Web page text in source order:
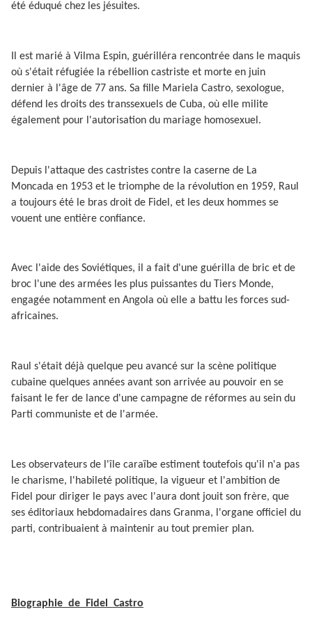
été éduqué chez les jésuites.
Il est marié à Vilma Espin, guérilléra rencontrée dans le maquis
où s'était réfugiée la rébellion castriste et morte en juin
dernier à l'âge de 77 ans. Sa fille Mariela Castro, sexologue,
défend les droits des transsexuels de Cuba, où elle milite
également pour l'autorisation du mariage homosexuel.
Depuis l'attaque des castristes contre la caserne de La
Moncada en 1953 et le triomphe de la révolution en 1959, Raul
a toujours été le bras droit de Fidel, et les deux hommes se
vouent une entière confiance.
Avec l'aide des Soviétiques, il a fait d'une guérilla de bric et de
broc l'une des armées les plus puissantes du Tiers Monde,
engagée notamment en Angola où elle a battu les forces sud-
africaines.
Raul s'était déjà quelque peu avancé sur la scène politique
cubaine quelques années avant son arrivée au pouvoir en se
faisant le fer de lance d'une campagne de réformes au sein du
Parti communiste et de l'armée.
Les observateurs de l'île caraïbe estiment toutefois qu'il n'a pas
le charisme, l'habileté politique, la vigueur et l'ambition de
Fidel pour diriger le pays avec l'aura dont jouit son frère, que
ses éditoriaux hebdomadaires dans Granma, l'organe officiel du
parti, contribuaient à maintenir au tout premier plan.
Biographie de Fidel Castro